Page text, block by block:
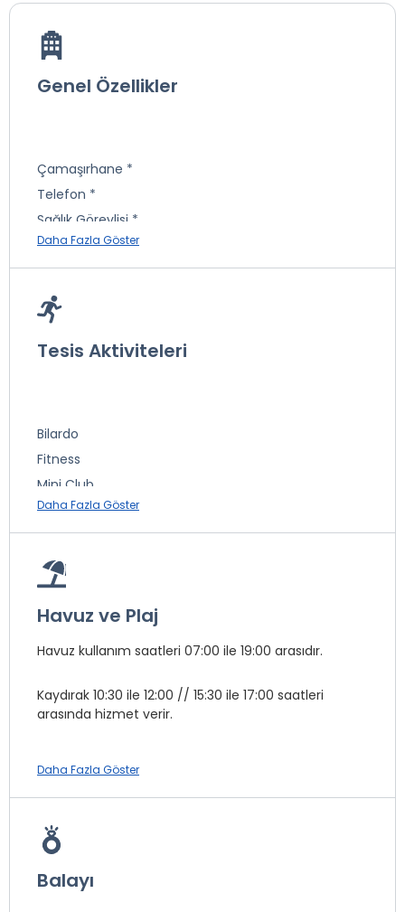
Genel Özellikler
Çamaşırhane *
Telefon *
Sağlık Görevlisi *
Masaj *
Emanet Kasa *
Güzellik Salonu *
Jakuzi
İnternet *
* ile işaretli özellikler ücretlidir.
Daha Fazla Göster
Tesis Aktiviteleri
Bilardo
Fitness
Mini Club
Aerobik
Çocuk Animasyonu
Soft Animasyon
* ile işaretli özellikler ücretlidir.
Daha Fazla Göster
Havuz ve Plaj
Havuz kullanım saatleri 07:00 ile 19:00 arasıdır.
Kaydırak 10:30 ile 12:00 // 15:30 ile 17:00 saatleri
arasında hizmet verir.
kaydırağı mevcuttur.
Plajda soft içecekler mevcuttur.
Daha Fazla Göster
Balayı